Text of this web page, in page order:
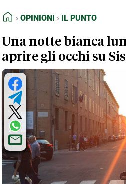
FEED RSS
NORMATIVE
TERMINI e CONDIZIONI
HOME
OPINIONI IL PUNTO
Una notte bianca
aprire gli occhi su